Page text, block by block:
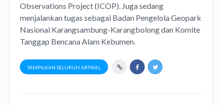
Observations Project (ICOP). Juga sedang
menjalankan tugas sebagai Badan Pengelola Geopark
Nasional Karangsambung-Karangbolong dan Komite
Tanggap Bencana Alam Kebumen.
TAMPILKAN SELURUH ARTIKEL